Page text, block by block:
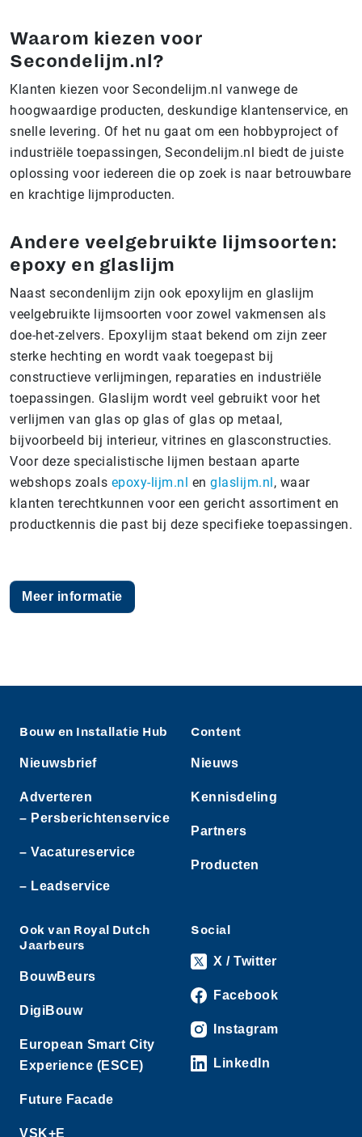
Waarom kiezen voor
Secondelijm.nl?
Klanten kiezen voor Secondelijm.nl vanwege de
hoogwaardige producten, deskundige klantenservice, en
snelle levering. Of het nu gaat om een hobbyproject of
industriële toepassingen, Secondelijm.nl biedt de juiste
oplossing voor iedereen die op zoek is naar betrouwbare
en krachtige lijmproducten.
Andere veelgebruikte lijmsoorten:
epoxy en glaslijm
Naast secondenlijm zijn ook epoxylijm en glaslijm
veelgebruikte lijmsoorten voor zowel vakmensen als
doe-het-zelvers. Epoxylijm staat bekend om zijn zeer
sterke hechting en wordt vaak toegepast bij
constructieve verlijmingen, reparaties en industriële
toepassingen. Glaslijm wordt veel gebruikt voor het
verlijmen van glas op glas of glas op metaal,
bijvoorbeeld bij interieur, vitrines en glasconstructies.
Voor deze specialistische lijmen bestaan aparte
webshops zoals epoxy-lijm.nl en glaslijm.nl , waar
klanten terechtkunnen voor een gericht assortiment en
productkennis die past bij deze specifieke toepassingen.
Meer informatie
Bouw en Installatie Hub
Nieuwsbrief
Adverteren
– Persberichtenservice
– Vacatureservice
– Leadservice
Content
Nieuws
Kennisdeling
Partners
Producten
Ook van Royal Dutch
Jaarbeurs
BouwBeurs
DigiBouw
European Smart City
Experience (ESCE)
Future Facade
VSK+E
Social
X / Twitter
Facebook
Instagram
LinkedIn